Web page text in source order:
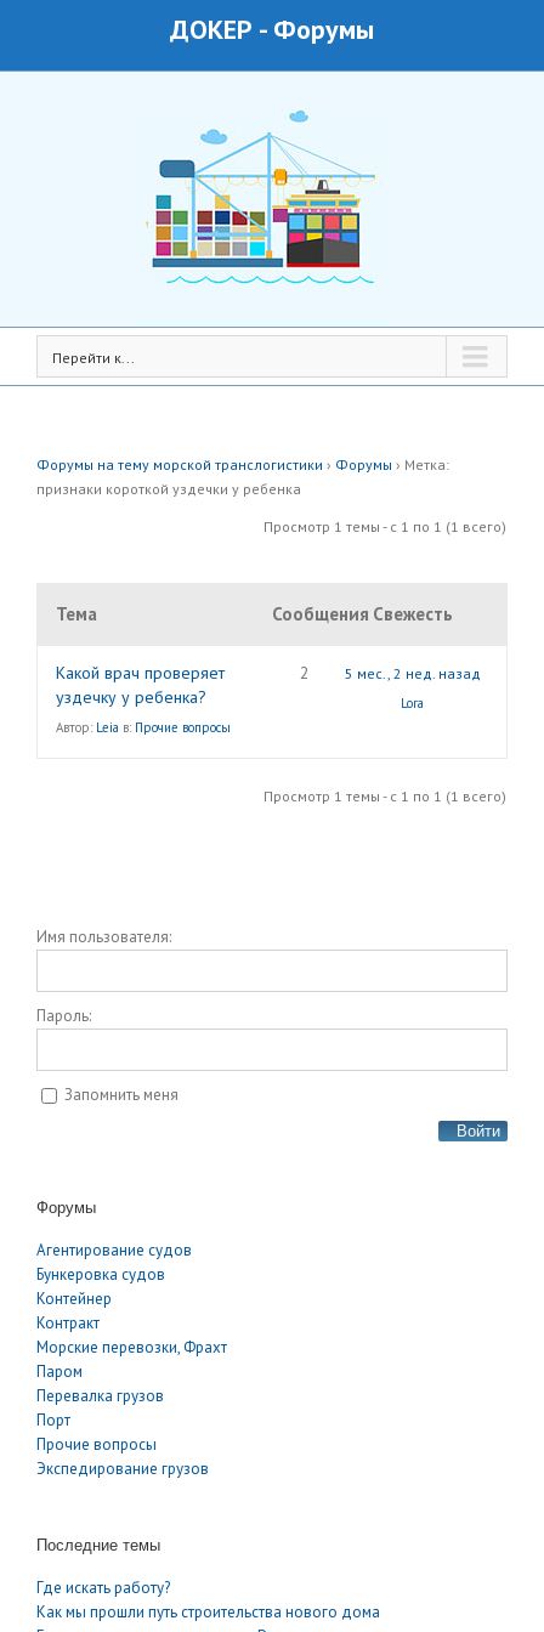
ДОКЕР - Форумы
Перейти к...
Форумы на тему морской транслогистики › Форумы › Метка:
признаки короткой уздечки у ребенка
Просмотр 1 темы - с 1 по 1 (1 всего)
Тема Сообщения Свежесть
Какой врач проверяет
уздечку у ребенка?
Автор: Leia в: Прочие вопросы
2 5 мес., 2 нед. назад
Lora
Просмотр 1 темы - с 1 по 1 (1 всего)
Имя пользователя:
Пароль:
Запомнить меня
Войти
Форумы
Агентирование судов
Бункеровка судов
Контейнер
Контракт
Морские перевозки, Фрахт
Паром
Перевалка грузов
Порт
Прочие вопросы
Экспедирование грузов
Последние темы
Где искать работу?
Как мы прошли путь строительства нового дома